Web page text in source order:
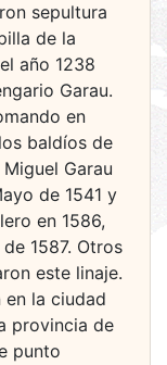
sepultura
de la
año 1238
Garau.
en
baldíos de
Garau
de 1541 y
en 1586,
1587. Otros
este linaje.
la ciudad
provincia de
punto